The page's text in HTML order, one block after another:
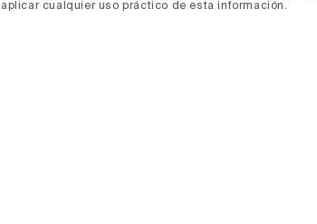
aplicar cualquier uso práctico de esta información.